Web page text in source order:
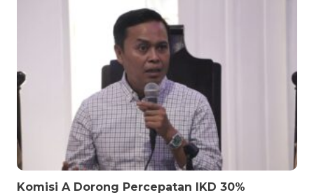
Komisi A Dorong Percepatan IKD 30%